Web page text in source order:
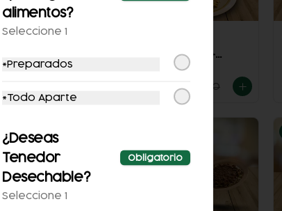
Combo
Pollo + refresco
Enchiladas +
$149.00$170.00
15%
alimentos?
Seleccione 1
*Preparados
*Todo Aparte
¿Deseas
Tenedor
Desechable?
Obligatorio
Seleccione 1